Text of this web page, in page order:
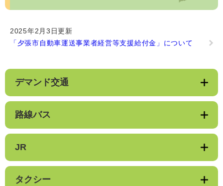
2025年2月3日更新
「夕張市自動車運送事業者経営等支援給付金」について
デマンド交通
路線バス
JR
タクシー